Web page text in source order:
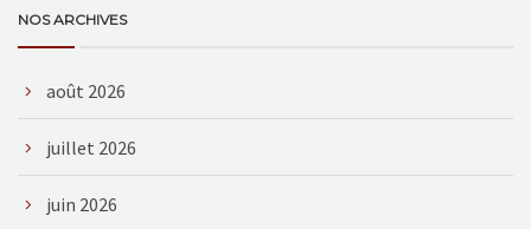
NOS ARCHIVES
août 2026
juillet 2026
juin 2026